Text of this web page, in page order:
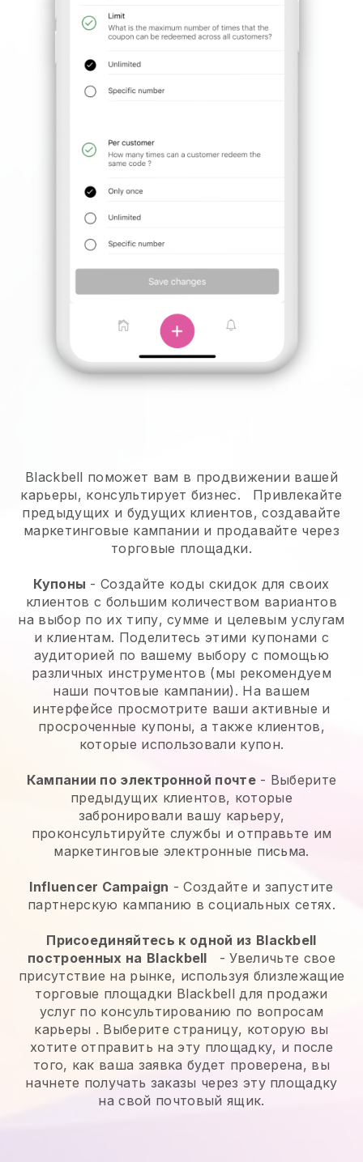
Blackbell поможет вам в продвижении вашей
карьеры, консультирует бизнес.
Привлекайте
предыдущих и будущих клиентов, создавайте
маркетинговые кампании и продавайте через
торговые площадки.
Купоны - Создайте коды скидок для своих
клиентов с большим количеством вариантов
на выбор по их типу, сумме и целевым услугам
и клиентам. Поделитесь этими купонами с
аудиторией по вашему выбору с помощью
различных инструментов (мы рекомендуем
наши почтовые кампании). На вашем
интерфейсе просмотрите ваши активные и
просроченные купоны, а также клиентов,
которые использовали купон.
Кампании по электронной почте- Выберите
предыдущих клиентов, которые
забронировали вашу карьеру,
проконсультируйте службы и отправьте им
маркетинговые электронные письма.
Influencer Campaign - Создайте и запустите
партнерскую кампанию в социальных сетях.
Присоединяйтесь к одной из Blackbell
построенных на Blackbell -Увеличьте свое
присутствие на рынке, используя близлежащие
торговые площадки Blackbell для продажи
услуг по консультированию по вопросам
карьеры . Выберите страницу, которую вы
хотите отправить на эту площадку, и после
того, как ваша заявка будет проверена, вы
начнете получать заказы через эту площадку
на свой почтовый ящик.